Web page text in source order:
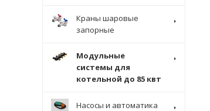
Краны шаровые
запорные
Модульные
системы для
котельной до 85 квт
Насосы и автоматика